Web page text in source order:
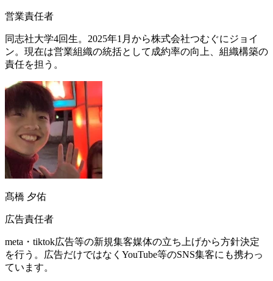
営業責任者
同志社大学4回生。2025年1月から株式会社つむぐにジョイ
ン。現在は営業組織の統括として成約率の向上、組織構築の
責任を担う。
髙橋 夕佑
広告責任者
meta・tiktok広告等の新規集客媒体の立ち上げから方針決定
を行う。広告だけではなくYouTube等のSNS集客にも携わっ
ています。